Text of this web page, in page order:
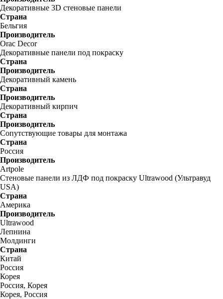
Декоративные 3D стеновые панели
Страна
Бельгия
Производитель
Orac Decor
Декоративные панели под покраску
Страна
Производитель
Декоративный камень
Страна
Производитель
Декоративный кирпич
Страна
Производитель
Сопутствующие товары для монтажа
Страна
Россия
Производитель
Artpole
Стеновые панели из ЛДФ под покраску Ultrawood (Ультравуд
USA)
Страна
Америка
Производитель
Ultrawood
Лепнина
Молдинги
Страна
Китай
Россия
Корея
Россия, Корея
Корея, Россия